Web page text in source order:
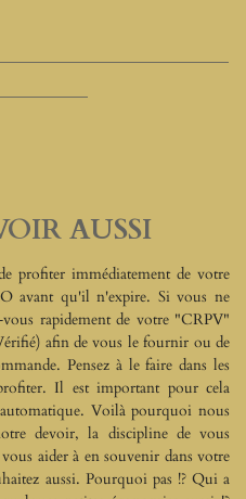
AUSSI
profiter immédiatement de votre
avant qu'il n'expire. Si vous ne
rapidement de votre "CRPV"
afin de vous le fournir ou de
Pensez à le faire dans les
Il est important pour cela
Voilà pourquoi nous
devoir, la discipline de vous
aider à en souvenir dans votre
aussi. Pourquoi pas !? Qui a